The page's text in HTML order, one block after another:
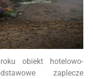
obiekt hotelowo-
zaplecze